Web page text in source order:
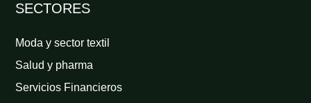
SECTORES
Moda y sector textil
Salud y pharma
Servicios Financieros